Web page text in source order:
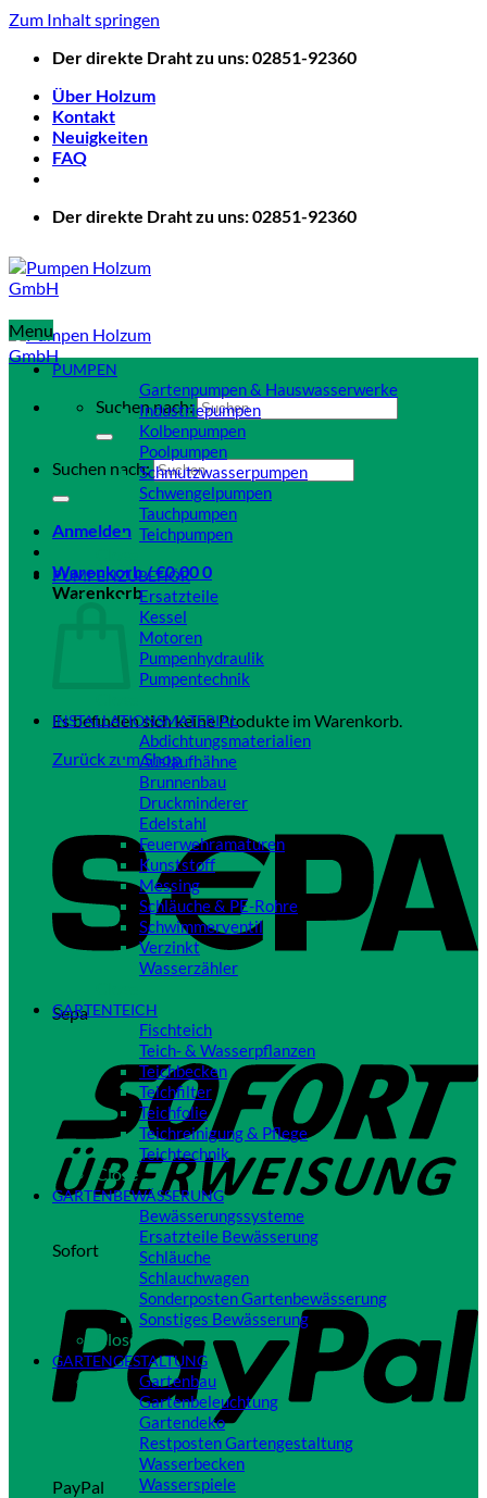
Zum Inhalt springen
Der direkte Draht zu uns: 02851-92360
Über Holzum
Kontakt
Neuigkeiten
FAQ
Der direkte Draht zu uns: 02851-92360
Suchen nach:
Suchen nach:
Anmelden
Warenkorb /€0,000
Warenkorb
Es befinden sich keine Produkte im Warenkorb.
Zurück zum Shop
Sepa
Sofort
PayPal
Menu
PUMPEN
Gartenpumpen & Hauswasserwerke
Industriepumpen
Kolbenpumpen
Poolpumpen
Schmutzwasserpumpen
Schwengelpumpen
Tauchpumpen
Teichpumpen
PUMPENZUBEHÖR
Ersatzteile
Kessel
Motoren
Pumpenhydraulik
Pumpentechnik
INSTALLATIONSMATERIAL
Abdichtungsmaterialien
Auslaufhähne
Brunnenbau
Druckminderer
Edelstahl
Feuerwehramaturen
Kunststoff
Messing
Schläuche & PE-Rohre
Schwimmerventil
Verzinkt
Wasserzähler
GARTENTEICH
Fischteich
Teich- & Wasserpflanzen
Teichbecken
Teichfilter
Teichfolie
Teichreinigung & Pflege
Teichtechnik
Close
GARTENBEWÄSSERUNG
Bewässerungssysteme
Ersatzteile Bewässerung
Schläuche
Schlauchwagen
Sonderposten Gartenbewässerung
Sonstiges Bewässerung
Close
GARTENGESTALTUNG
Gartenbau
Gartenbeleuchtung
Gartendeko
Restposten Gartengestaltung
Wasserbecken
Wasserspiele